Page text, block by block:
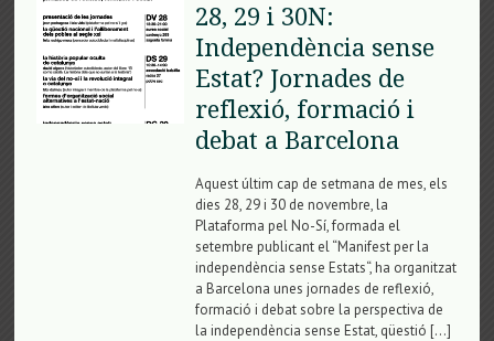
28, 29 i 30N:
Independència sense
Estat? Jornades de
reflexió, formació i
debat a Barcelona
Aquest últim cap de setmana de mes, els
dies 28, 29 i 30 de novembre, la
Plataforma pel No-Sí, formada el
setembre publicant el “Manifest per la
independència sense Estats“, ha organitzat
a Barcelona unes jornades de reflexió,
formació i debat sobre la perspectiva de
la independència sense Estat, qüestió […]